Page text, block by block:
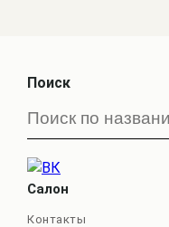
Поиск
Салон
Контакты